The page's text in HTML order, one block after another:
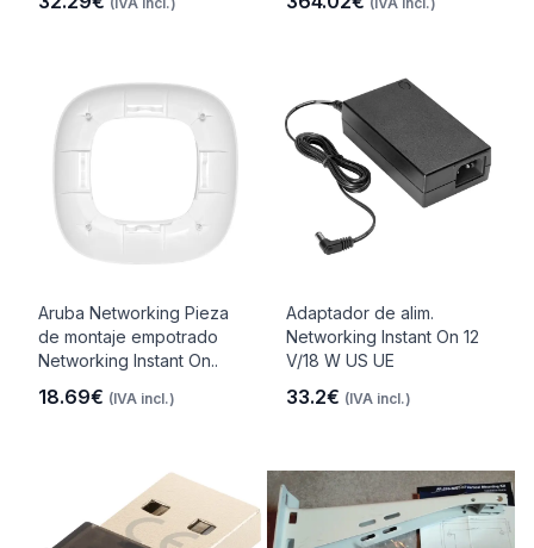
Aruba Networking Pieza
de montaje empotrado
Networking Instant On..
18.69€ (IVA incl.)
Adaptador de alim.
Networking Instant On 12
V/18 W US UE
33.2€ (IVA incl.)